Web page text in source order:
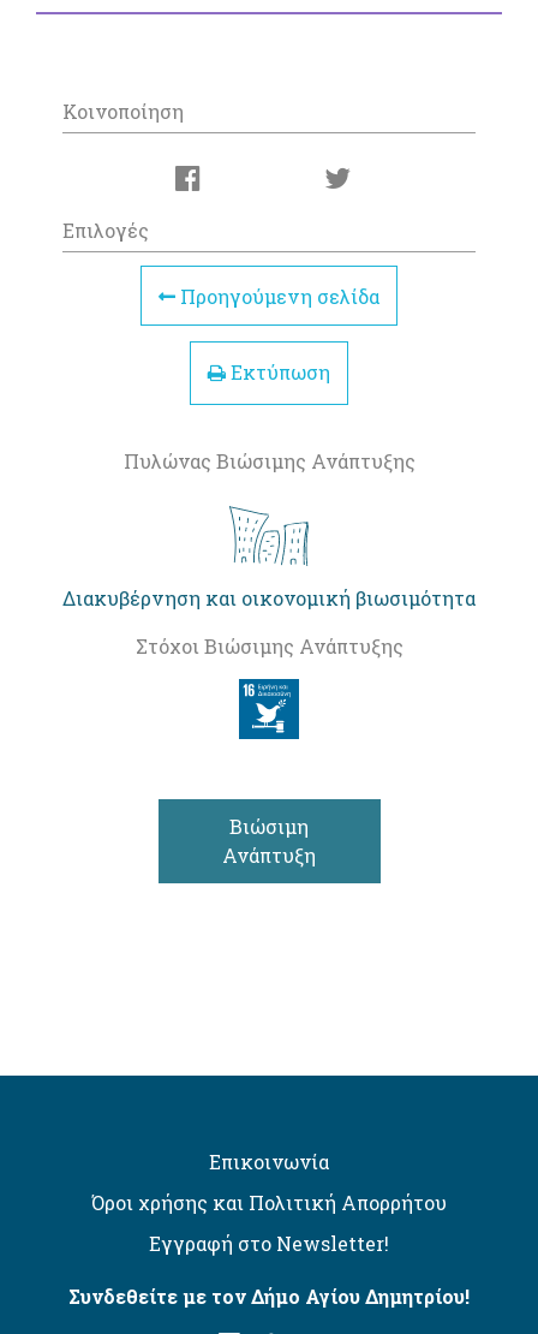
Κοινοποίηση
Επιλογές
Προηγούμενη σελίδα
Εκτύπωση
Πυλώνας Βιώσιμης Ανάπτυξης
Διακυβέρνηση και οικονομική βιωσιμότητα
Στόχοι Βιώσιμης Ανάπτυξης
Βιώσιμη
Ανάπτυξη
Επικοινωνία
Όροι χρήσης και Πολιτική Απορρήτου
Εγγραφή στο Newsletter!
Συνδεθείτε με τον Δήμο Αγίου Δημητρίου!